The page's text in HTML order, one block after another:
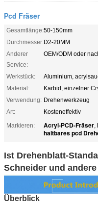
Pcd Fräser
Gesamtlänge:50-150mm
Durchmesser:D2-20MM
Anderer
Service:
OEM/ODM oder
Werkstück:
Aluminium,
Material:
Karbid, einzelner
Verwendung: Drehenwerkzeug
Art:
Kosteneffektiv
Markieren:
Acryl-PCD-Fräser,
haltbares pcd
Ist Drehenblatt-
Schneider und
Überblick